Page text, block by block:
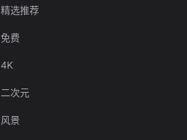
精选推荐
免费
4K
二次元
风景